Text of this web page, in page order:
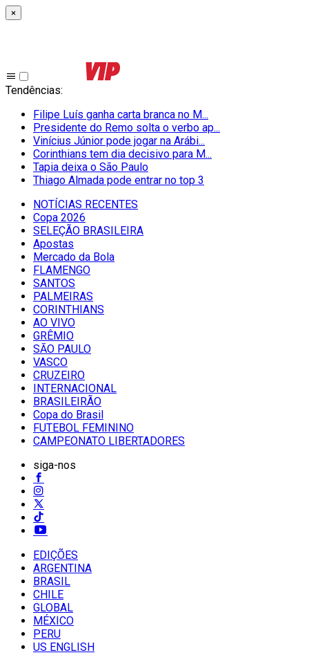
×
Tendências:
Filipe Luís ganha carta branca no M...
Presidente do Remo solta o verbo ap...
Vinícius Júnior pode jogar na Arábi...
Corinthians tem dia decisivo para M...
Tapia deixa o São Paulo
Thiago Almada pode entrar no top 3
NOTÍCIAS RECENTES
Copa 2026
SELEÇÃO BRASILEIRA
Apostas
Mercado da Bola
FLAMENGO
SANTOS
PALMEIRAS
CORINTHIANS
AO VIVO
GRÊMIO
SĀO PAULO
VASCO
CRUZEIRO
INTERNACIONAL
BRASILEIRÃO
Copa do Brasil
FUTEBOL FEMININO
CAMPEONATO LIBERTADORES
siga-nos
EDIÇÕES
ARGENTINA
BRASIL
CHILE
GLOBAL
MÉXICO
PERU
US ENGLISH